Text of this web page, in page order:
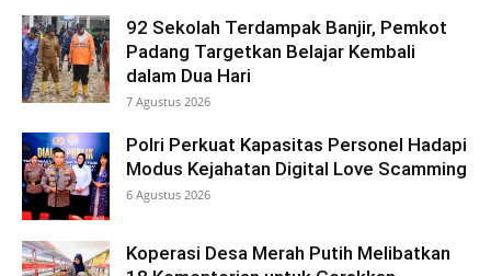
92 Sekolah Terdampak Banjir, Pemkot
Padang Targetkan Belajar Kembali
dalam Dua Hari
7 Agustus 2026
Polri Perkuat Kapasitas Personel Hadapi
Modus Kejahatan Digital Love Scamming
6 Agustus 2026
Koperasi Desa Merah Putih Melibatkan